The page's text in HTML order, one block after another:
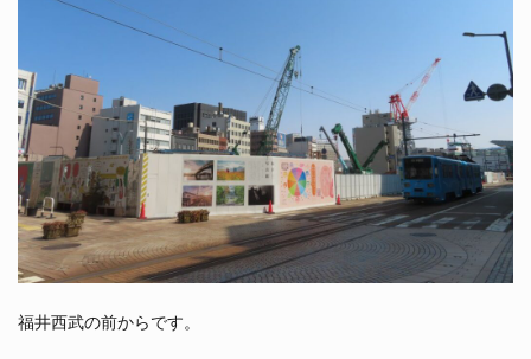
福井西武の前からです。